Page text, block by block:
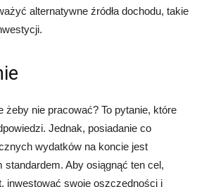
alternatywne źródła dochodu, takie
żeby nie pracować? To pytanie, które
Jednak, posiadanie co
wydatków na koncie jest
Aby osiągnąć ten cel,
inwestować swoje oszczędności i